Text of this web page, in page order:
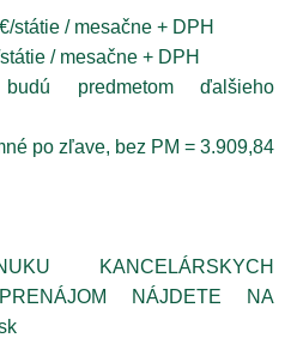
státie / mesačne + DPH
/ mesačne + DPH
predmetom ďalšieho
po zľave, bez PM = 3.909,84
KANCELÁRSKYCH
NÁJDETE NA